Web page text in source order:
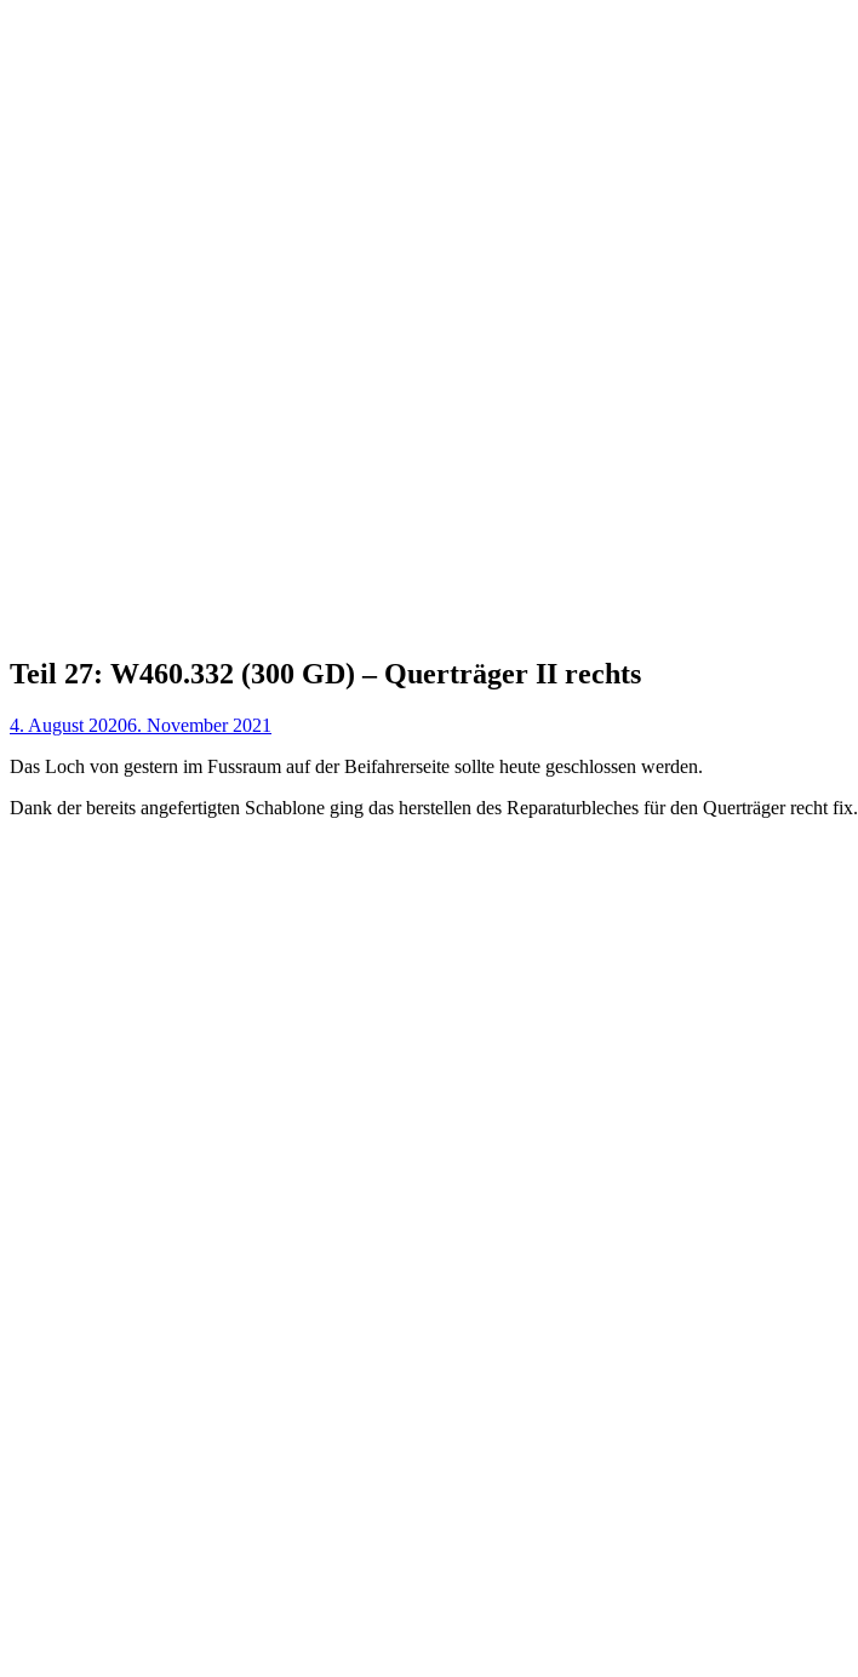
Teil 27: W460.332 (300 GD) – Querträger II rechts
4. August 20206. November 2021
Das Loch von gestern im Fussraum auf der Beifahrerseite sollte heute geschlossen werden.
Dank der bereits angefertigten Schablone ging das herstellen des Reparaturbleches für den Querträger recht fix.